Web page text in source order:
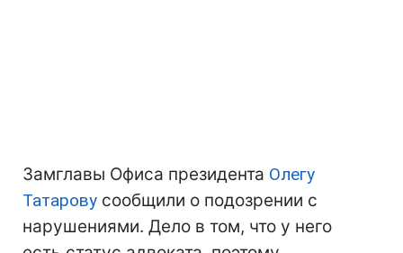
Замглавы Офиса президента Олегу
Татарову сообщили о подозрении с
нарушениями. Дело в том, что у него